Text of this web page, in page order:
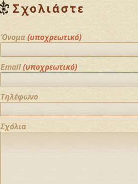
Σχολιάστε
Όνομα (υποχρεωτικό)
Email(υποχρεωτικό)
Τηλέφωνο
Σχόλια